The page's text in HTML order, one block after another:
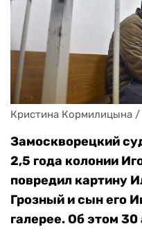
Кристина Кормилицына
Замоскворецкий
2,5 года колонии
повредил картину
Грозный и сын его
галерее. Об этом 30